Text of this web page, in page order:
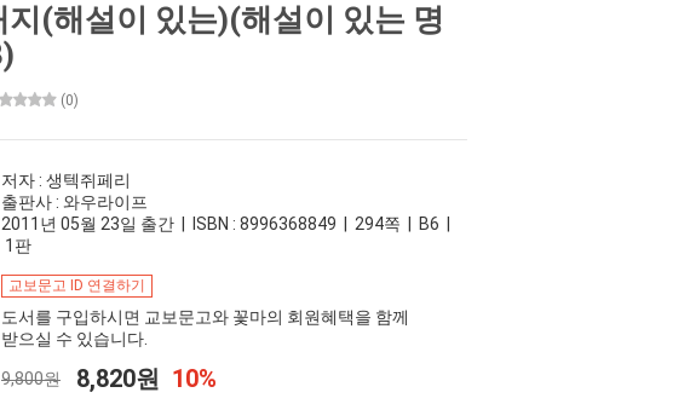
지(해설이 있는)(해설이 있는 명
(0)
저자 : 생텍쥐페리
출판사 : 와우라이프
2011년 05월 23일 출간 | ISBN : 8996368849 | 294쪽 | B6 |
1판
교보문고 ID 연결하기
도서를 구입하시면 교보문고와 꽃마의 회원혜택을 함께
받으실 수 있습니다.
9,800원 8,820원 10%